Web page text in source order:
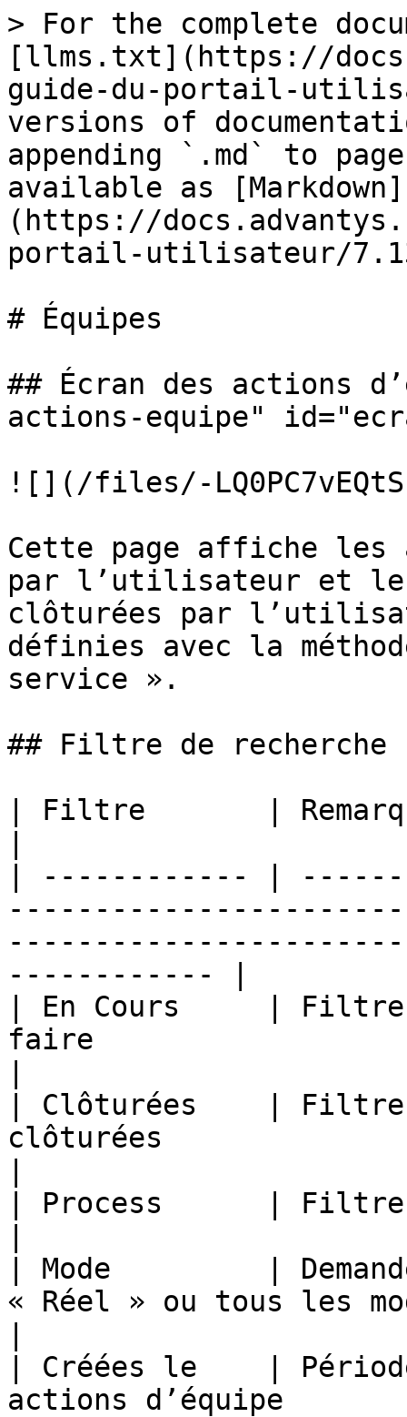
> For the complete
[llms.txt](https://
guide-du-portail-
versions of
appending `.md` to
available as [Markdown]
(https://
portail-utilisateur/
# Équipes
## Écran des actions
actions-equipe"
![](/files/-
Cette page affiche les
par l’utilisateur et
clôturées par
définies avec la
service ».
## Filtre de recherche
| Filtre       |
| ------------ |
------------ |
| En Cours     | Filtre
faire
| Clôturées    | Filtre
clôturées
| Process      | Filtre
| Mode         |
« Réel » ou tous les
| Créées le    |
actions d’équipe